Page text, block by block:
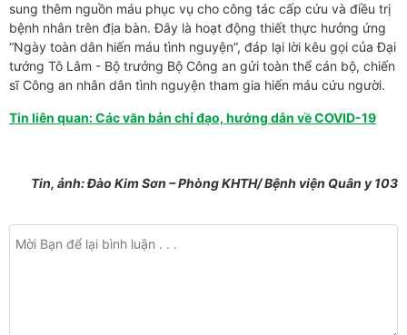
sung thêm nguồn máu phục vụ cho công tác cấp cứu và điều trị
bệnh nhân trên địa bàn. Đây là hoạt động thiết thực hưởng ứng
“Ngày toàn dân hiến máu tình nguyện”, đáp lại lời kêu gọi của Đại
tướng Tô Lâm - Bộ trưởng Bộ Công an gửi toàn thể cán bộ, chiến
sĩ Công an nhân dân tình nguyện tham gia hiến máu cứu người.
Tin liên quan: Các văn bản chỉ đạo, hướng dẫn về COVID-19
Tin, ảnh: Đào Kim Sơn – Phòng KHTH/ Bệnh viện Quân y 103